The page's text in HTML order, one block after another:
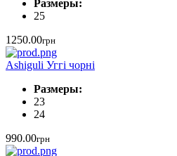
Размеры:
25
1250.00грн
Ashiguli Уггі чорні
Размеры:
23
24
990.00грн